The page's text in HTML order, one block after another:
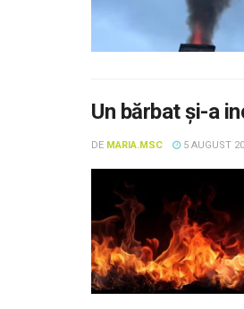
Un bărbat și-a
DE MARIA.MSC 5 AUGUST